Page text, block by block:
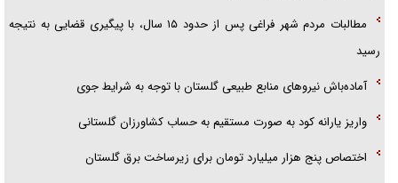
فریاد‌ها و ناله‌های دوستان مبارزدلم را آتش می‌زد
مطالبات مردم شهر فراغی پس از حدود ۱۵ سال، با پیگیری قضایی به نتیجه
رسید
آماده‌باش نیروهای منابع طبیعی گلستان با توجه به شرایط جوی
واریز یارانه کود به صورت مستقیم به حساب کشاورزان گلستانی
اختصاص پنج هزار میلیارد تومان برای زیرساخت برق گلستان